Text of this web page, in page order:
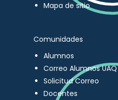
Mapa de sitio
Comunidades
Alumnos
Correo Alumnos UAQ
Solicitud Correo
Docentes